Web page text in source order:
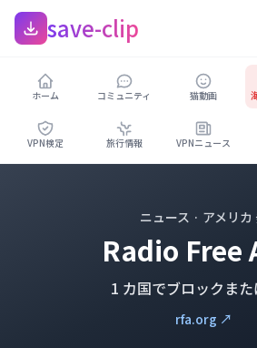
save-clip
ホーム コミュニティ 猫動画
VPN検定 旅行情報 VPNニュース
ニュース · アメリカ
Radio Free
1 カ国でブロックま
rfa.org ↗